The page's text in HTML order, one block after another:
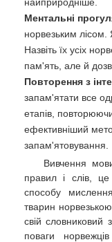
Ментальні
норвезьким лісом.
Назвіть їх усіх
пам'ять, але й
Повторення з
запам'ятати все
етапів,
ефективніший
запам'ятовування.
Вивчення
правил і слів, це
способу
тварин
свій словниковий
поваги